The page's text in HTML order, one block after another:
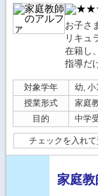
お子さ
リキュ
在籍し
指導だ
対象学年
幼, 小
授業形式
家庭
目的
中学
チェックを入れて
家庭教